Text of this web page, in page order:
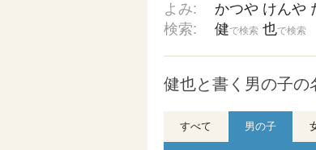
よみ: かつや けんや
検索:
健で検索 也で検索
健也と書く男の子の
すべて 男の子